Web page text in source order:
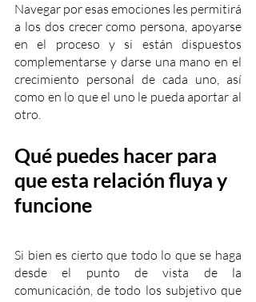
Navegar por esas emociones les permitirá
a los dos crecer como persona, apoyarse
en el proceso y si están dispuestos
complementarse y darse una mano en el
crecimiento personal de cada uno, así
como en lo que el uno le pueda aportar al
otro.
Qué puedes hacer para
que esta relación fluya y
funcione
Si bien es cierto que todo lo que se haga
desde el punto de vista de la
comunicación, de todo los subjetivo que